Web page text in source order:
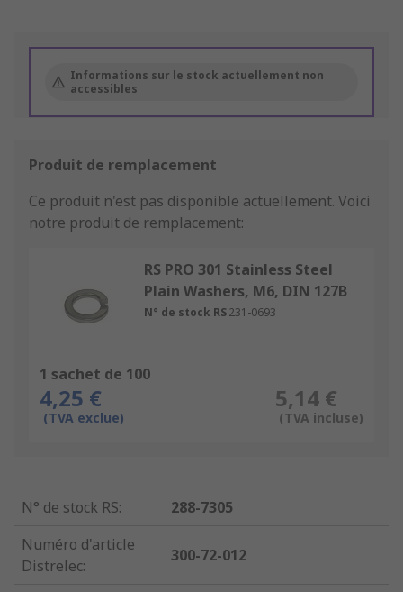
Informations sur le stock actuellement non
accessibles
Produit de remplacement
Ce produit n'est pas disponible actuellement. Voici
notre produit de remplacement:
RS PRO 301 Stainless Steel
Plain Washers, M6, DIN 127B
N° de stock RS231-0693
1 sachet de 100
4,25 €
(TVA exclue)
5,14 €
(TVA incluse)
N° de stock RS:
288-7305
Numéro d'article
Distrelec:
300-72-012